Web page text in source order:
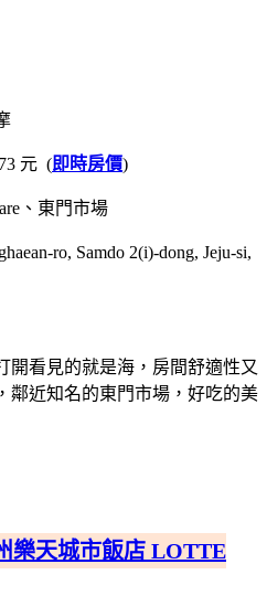
元 (即時房價)
、東門市場
ro, Samdo 2(i)-dong, Jeju-si,
開看見的就是海，房間舒適性又
鄰近知名的東門市場，好吃的美
樂天城市飯店 LOTTE